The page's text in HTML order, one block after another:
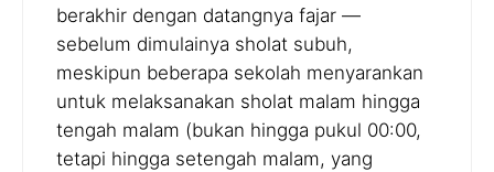
berakhir dengan datangnya fajar —
sebelum dimulainya sholat subuh,
meskipun beberapa sekolah menyarankan
untuk melaksanakan sholat malam hingga
tengah malam (bukan hingga pukul 00:00,
tetapi hingga setengah malam, yang